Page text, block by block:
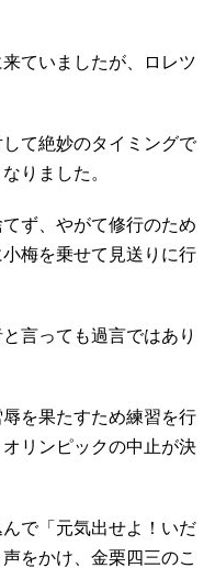
ていましたが、ロレツ
て絶妙のタイミングで
りました。
ず、やがて修行のため
梅を乗せて見送りに行
言っても過言ではあり
を果たすため練習を行
リンピックの中止が決
で「元気出せよ！いだ
をかけ、金栗四三のこ